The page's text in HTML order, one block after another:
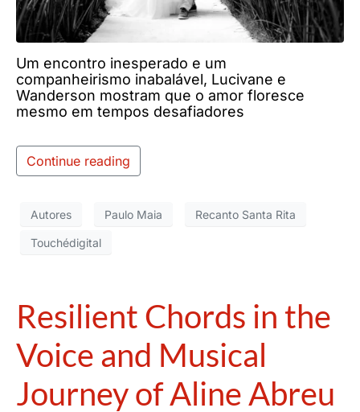
Um encontro inesperado e um
companheirismo inabalável, Lucivane e
Wanderson mostram que o amor floresce
mesmo em tempos desafiadores
Continue reading
Autores Paulo Maia Recanto Santa Rita
Touchédigital
Resilient Chords in the
Voice and Musical
Journey of Aline Abreu